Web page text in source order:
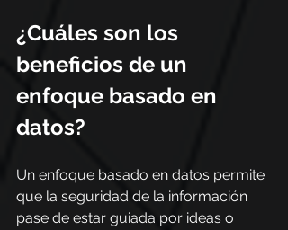
¿Cuáles son los
beneficios de un
enfoque basado en
datos?
Un enfoque basado en datos permite
que la seguridad de la información
pase de estar guiada por ideas o